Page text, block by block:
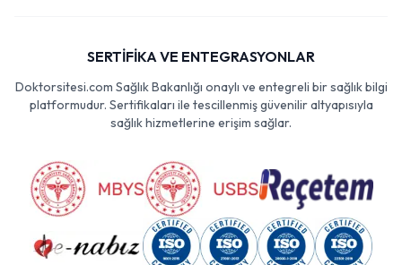
SERTİFİKA VE ENTEGRASYONLAR
Doktorsitesi.com Sağlık Bakanlığı onaylı ve entegreli bir sağlık bilgi
platformudur. Sertifikaları ile tescillenmiş güvenilir altyapısıyla
sağlık hizmetlerine erişim sağlar.